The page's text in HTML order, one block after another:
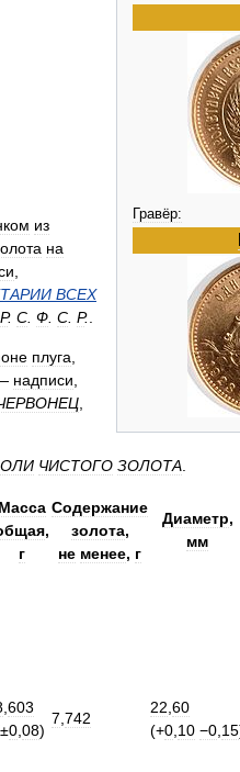
Гравёр:
из
на
ВСЕХ
Р. С Ф С Р.
плуга
надписи
ЧИСТОГО ЗОЛОТА
Масса
,
г
Содержание
золота,
не менее, г
Диаметр,
мм
603
0 08)
7 742
22 60
(+0 10 −0 15